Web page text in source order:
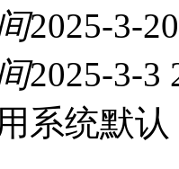
2025-3-
2025-3-3
系统默认